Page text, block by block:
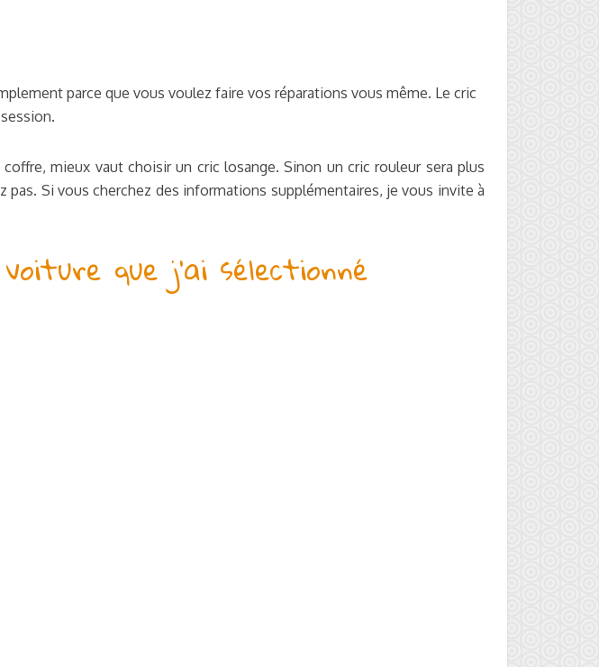
parce que vous voulez faire vos réparations vous même. Le cric
mieux vaut choisir un cric losange. Sinon un cric rouleur sera plus
Si vous cherchez des informations supplémentaires, je vous invite à
que j’ai sélectionné